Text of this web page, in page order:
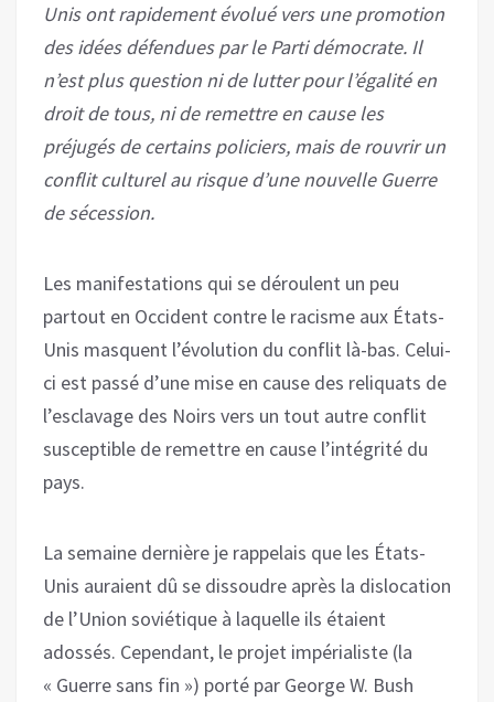
Unis ont rapidement évolué vers une promotion
des idées défendues par le Parti démocrate. Il
n’est plus question ni de lutter pour l’égalité en
droit de tous, ni de remettre en cause les
préjugés de certains policiers, mais de rouvrir un
conflit culturel au risque d’une nouvelle Guerre
de sécession.
Les manifestations qui se déroulent un peu
partout en Occident contre le racisme aux États-
Unis masquent l’évolution du conflit là-bas. Celui-
ci est passé d’une mise en cause des reliquats de
l’esclavage des Noirs vers un tout autre conflit
susceptible de remettre en cause l’intégrité du
pays.
La semaine dernière je rappelais que les États-
Unis auraient dû se dissoudre après la dislocation
de l’Union soviétique à laquelle ils étaient
adossés. Cependant, le projet impérialiste (la
« Guerre sans fin ») porté par George W. Bush